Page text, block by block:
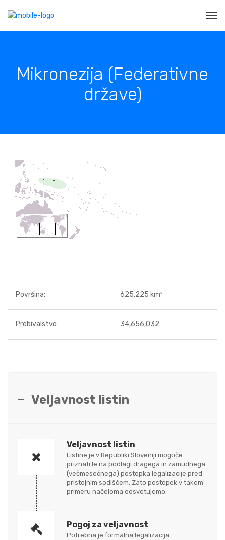
Mikronezija (Federativne
države)
Površina: 625.225 km²
Prebivalstvo: 34,656,032
Veljavnost listin
Veljavnost listin
Listine je v Republiki Sloveniji mogoče
priznati le na podlagi dragega in zamudnega
(večmesečnega) postopka legalizacije pred
pristojnim sodiščem. Zato postopek v takem
primeru načeloma odsvetujemo.
Pogoj za veljavnost
Potrebna je formalna legalizacija